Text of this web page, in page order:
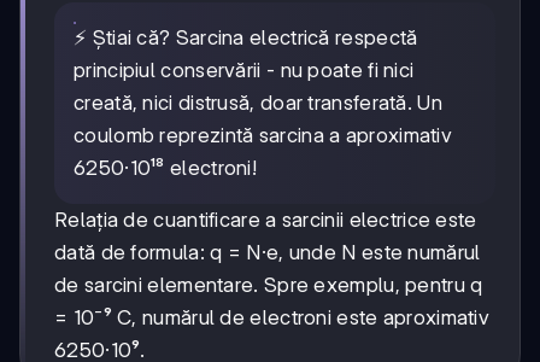
⚡ Știai că? Sarcina electrică respectă
principiul conservării - nu poate fi nici
creată, nici distrusă, doar transferată. Un
coulomb reprezintă sarcina a aproximativ
6250·10¹⁸ electroni!
Relația de cuantificare a sarcinii electrice este
dată de formula: q = N·e, unde N este numărul
de sarcini elementare. Spre exemplu, pentru q
= 10⁻⁹ C, numărul de electroni este aproximativ
6250·10⁹.